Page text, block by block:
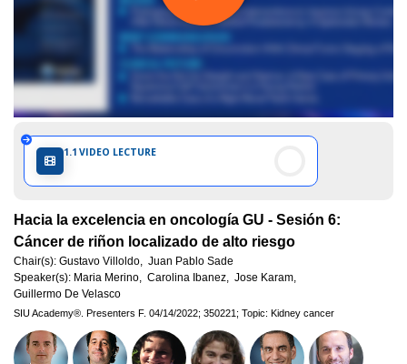
d'Urologie)
1.1 VIDEO LECTURE
Hacia la excelencia en oncología GU - Sesión 6:
Cáncer de riñon localizado de alto riesgo
Chair(s): Gustavo Villoldo, Juan Pablo Sade
Speaker(s): Maria Merino, Carolina Ibanez, Jose Karam,
Guillermo De Velasco
SIU Academy®. Presenters F. 04/14/2022; 350221; Topic: Kidney cancer